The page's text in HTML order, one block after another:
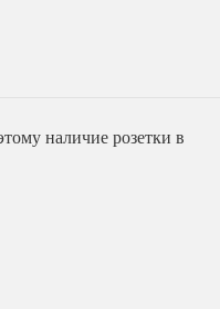
наличие розетки в